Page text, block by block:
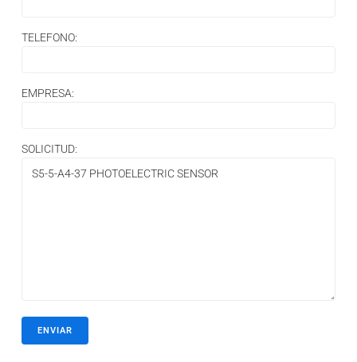
TELEFONO:
EMPRESA:
SOLICITUD: